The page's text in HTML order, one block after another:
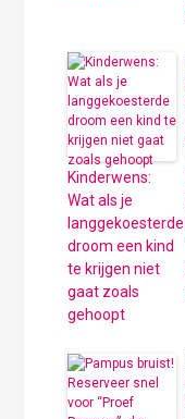
Kinderwens:
Wat als je
langgekoesterde
droom een kind
te krijgen niet
gaat zoals
gehoopt